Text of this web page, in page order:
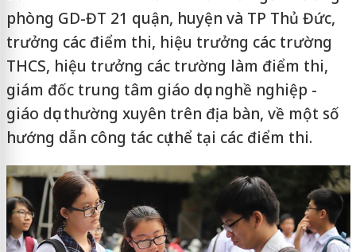
phòng GD-ĐT 21 quận, huyện và TP Thủ Đức,
trưởng các điểm thi, hiệu trưởng các trường
THCS, hiệu trưởng các trường làm điểm thi,
giám đốc trung tâm giáo dục nghề nghiệp -
giáo dục thường xuyên trên địa bàn, về một số
hướng dẫn công tác cụ thể tại các điểm thi.